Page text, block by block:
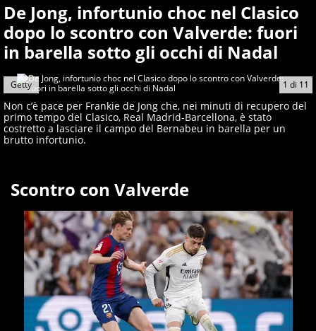
De Jong, infortunio choc nel Clasico
dopo lo scontro con Valverde: fuori
in barella sotto gli occhi di Nadal
1 di 11
Getty
Non c’è pace per Frankie de Jong che, nei minuti di recupero del
primo tempo del Clasico, Real Madrid-Barcellona, è stato
costretto a lasciare il campo del Bernabeu in barella per un
brutto infortunio.
Scontro con Valverde